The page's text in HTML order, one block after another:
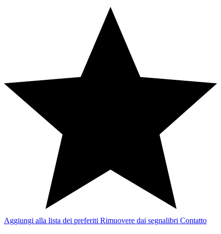
Aggiungi alla lista dei preferiti Rimuovere dai segnalibri Contatto